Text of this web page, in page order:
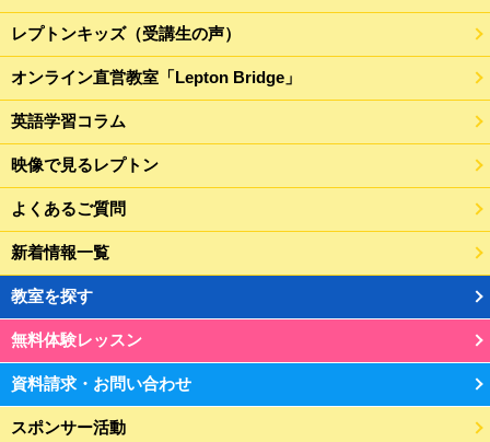
レプトンキッズ（受講生の声）
オンライン直営教室「Lepton Bridge」
英語学習コラム
映像で見るレプトン
よくあるご質問
新着情報一覧
教室を探す
無料体験レッスン
資料請求・お問い合わせ
スポンサー活動